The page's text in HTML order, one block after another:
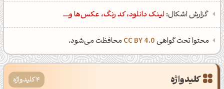
گزارش اشکال: لینک دانلود، کد رنگ، عکس‌ها و...
محتوا تحت گواهیCC BY 4.0 محافظت می‌شود.
کلیدواژه 4 کلیدواژه